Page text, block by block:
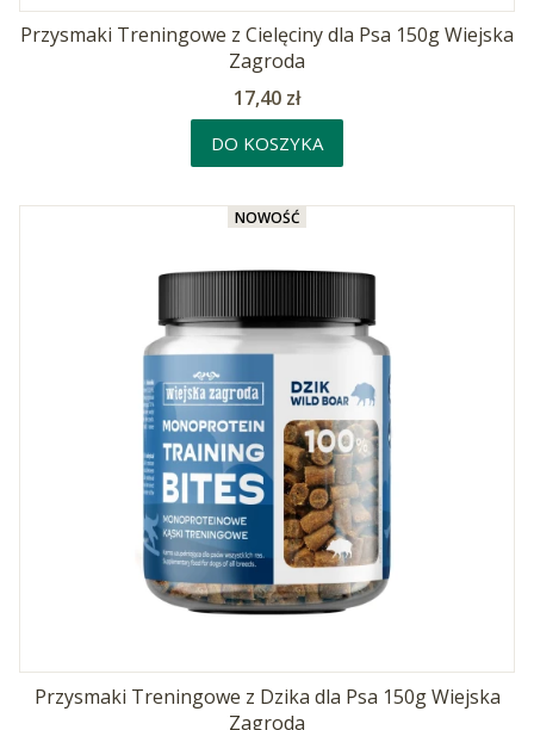
Przysmaki Treningowe z Cielęciny dla Psa 150g Wiejska
Zagroda
Cena
17,40 zł
DO KOSZYKA
NOWOŚĆ
Przysmaki Treningowe z Dzika dla Psa 150g Wiejska
Zagroda